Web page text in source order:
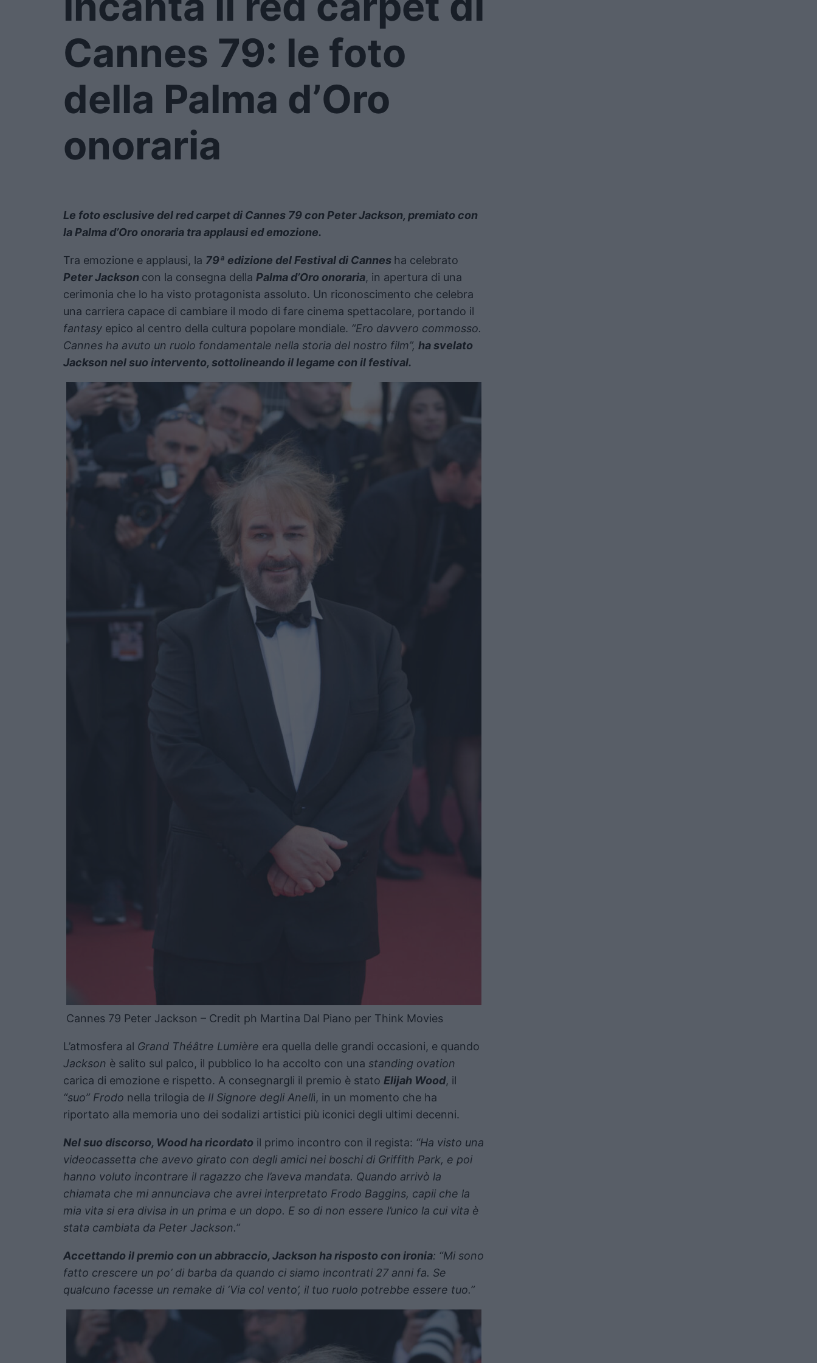
Cannes 79: le foto
della Palma d’Oro
onoraria
Le foto esclusive del red carpet di Cannes 79 con Peter Jackson, premiato con
la Palma d’Oro onoraria tra applausi ed emozione.
Tra emozione e applausi, la 79ª edizione del Festival di Cannes ha celebrato
Peter Jackson con la consegna della Palma d’Oro onoraria, in apertura di una
cerimonia che lo ha visto protagonista assoluto. Un riconoscimento che celebra
una carriera capace di cambiare il modo di fare cinema spettacolare, portando il
fantasy epico al centro della cultura popolare mondiale. “Ero davvero commosso.
Cannes ha avuto un ruolo fondamentale nella storia del nostro film”, ha svelato
Jackson nel suo intervento, sottolineando il legame con il festival.
Cannes 79 Peter Jackson – Credit ph Martina Dal Piano per Think Movies
L’atmosfera al Grand Théâtre Lumière era quella delle grandi occasioni, e quando
Jackson è salito sul palco, il pubblico lo ha accolto con una standing ovation
carica di emozione e rispetto. A consegnargli il premio è stato Elijah Wood, il
“suo” Frodo nella trilogia de Il Signore degli Anelli, in un momento che ha
riportato alla memoria uno dei sodalizi artistici più iconici degli ultimi decenni.
Nel suo discorso, Wood ha ricordato il primo incontro con il regista: “Ha visto una
videocassetta che avevo girato con degli amici nei boschi di Griffith Park, e poi
hanno voluto incontrare il ragazzo che l’aveva mandata. Quando arrivò la
chiamata che mi annunciava che avrei interpretato Frodo Baggins, capii che la
mia vita si era divisa in un prima e un dopo. E so di non essere l’unico la cui vita è
stata cambiata da Peter Jackson.”
Accettando il premio con un abbraccio, Jackson ha risposto con ironia: “Mi sono
fatto crescere un po’ di barba da quando ci siamo incontrati 27 anni fa. Se
qualcuno facesse un remake di ‘Via col vento’, il tuo ruolo potrebbe essere tuo.”